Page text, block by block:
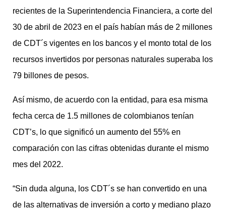
recientes de la Superintendencia Financiera, a corte del
30 de abril de 2023 en el país habían más de 2 millones
de CDT´s vigentes en los bancos y el monto total de los
recursos invertidos por personas naturales superaba los
79 billones de pesos.
Así mismo, de acuerdo con la entidad, para esa misma
fecha cerca de 1.5 millones de colombianos tenían
CDT’s, lo que significó un aumento del 55% en
comparación con las cifras obtenidas durante el mismo
mes del 2022.
“Sin duda alguna, los CDT´s se han convertido en una
de las alternativas de inversión a corto y mediano plazo